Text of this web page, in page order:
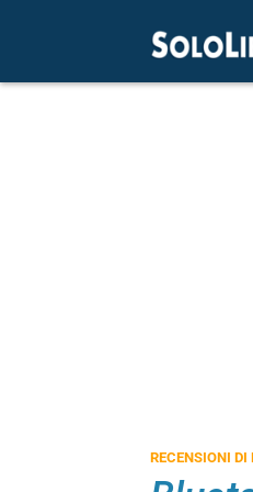
RECENSIONI DI